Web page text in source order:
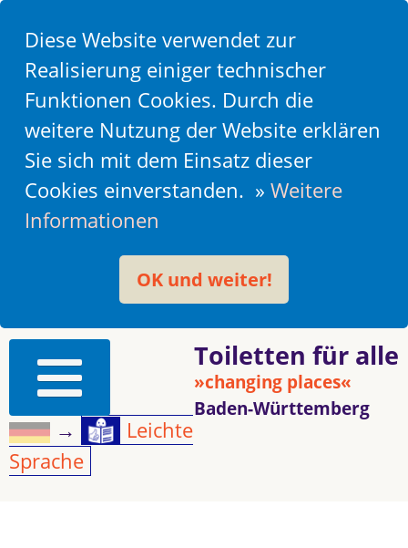
Diese Website verwendet zur
Realisierung einiger technischer
Funktionen Cookies. Durch die
weitere Nutzung der Website erklären
Sie sich mit dem Einsatz dieser
Cookies einverstanden. » Weitere
Informationen
OK und weiter!
Toiletten für alle
»changing places«
Baden-Württemberg
→
Leichte
Sprache